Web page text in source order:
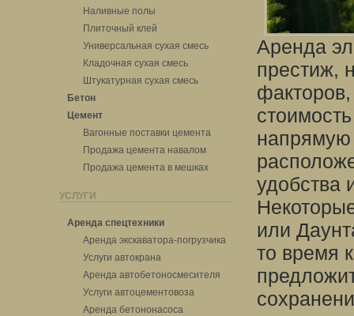
Наливные полы
Плиточный клей
Универсальная сухая смесь
Кладочная сухая смесь
Штукатурная сухая смесь
Бетон
Цемент
Вагонные поставки цемента
Продажа цемента навалом
Продажа цемента в мешках
УСЛУГИ
Аренда спецтехники
Аренда экскаватора-погрузчика
Услуги автокрана
Аренда автобетоносмесителя
Услуги автоцементовоза
Аренда бетононасоса
Аренда
престиж,
напрямую
удобства
или
то время